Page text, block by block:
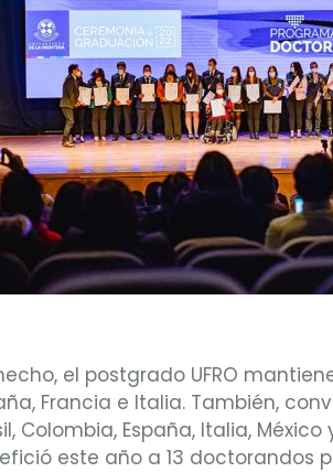
el postgrado UFRO
Francia e Italia. También,
Colombia, España, Italia,
este año a 13 doctorandos